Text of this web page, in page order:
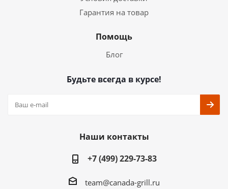
Гарантия на товар
Помощь
Блог
Будьте всегда в курсе!
Наши контакты
+7 (499) 229-73-83
team@canada-grill.ru